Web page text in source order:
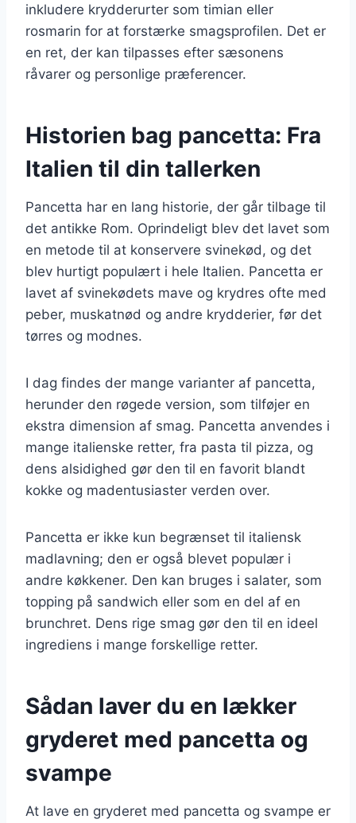
inkludere krydderurter som timian eller
rosmarin for at forstærke smagsprofilen. Det er
en ret, der kan tilpasses efter sæsonens
råvarer og personlige præferencer.
Historien bag pancetta: Fra
Italien til din tallerken
Pancetta har en lang historie, der går tilbage til
det antikke Rom. Oprindeligt blev det lavet som
en metode til at konservere svinekød, og det
blev hurtigt populært i hele Italien. Pancetta er
lavet af svinekødets mave og krydres ofte med
peber, muskatnød og andre krydderier, før det
tørres og modnes.
I dag findes der mange varianter af pancetta,
herunder den røgede version, som tilføjer en
ekstra dimension af smag. Pancetta anvendes i
mange italienske retter, fra pasta til pizza, og
dens alsidighed gør den til en favorit blandt
kokke og madentusiaster verden over.
Pancetta er ikke kun begrænset til italiensk
madlavning; den er også blevet populær i
andre køkkener. Den kan bruges i salater, som
topping på sandwich eller som en del af en
brunchret. Dens rige smag gør den til en ideel
ingrediens i mange forskellige retter.
Sådan laver du en lækker
gryderet med pancetta og
svampe
At lave en gryderet med pancetta og svampe er